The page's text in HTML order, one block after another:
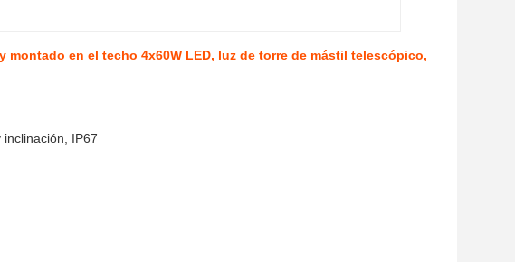
en el techo 4x60W LED, luz de torre de mástil telescópico,
IP67